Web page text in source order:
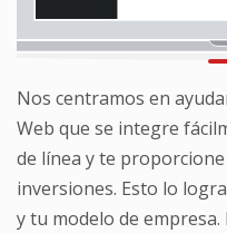
Nos centramos en
Web que se integre
de línea y te
inversiones. Esto lo
y tu modelo de